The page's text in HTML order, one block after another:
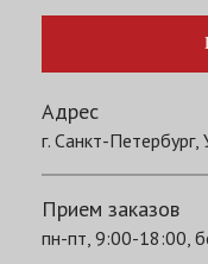
Адрес
г. Санкт-
Прием заказов
пн-пт, 9:00-18:00,